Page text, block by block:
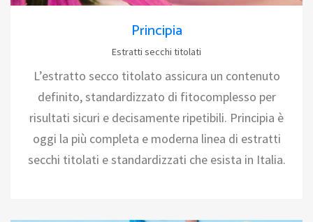
Principia
Estratti secchi titolati
L’estratto secco titolato assicura un contenuto
definito, standardizzato di fitocomplesso per
risultati sicuri e decisamente ripetibili. Principia è
oggi la più completa e moderna linea di estratti
secchi titolati e standardizzati che esista in Italia.